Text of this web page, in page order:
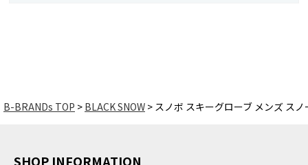
B-BRANDs TOP BLACK SNOW スノボ スキーグローブ メンズ ス
SHOP INFORMATION